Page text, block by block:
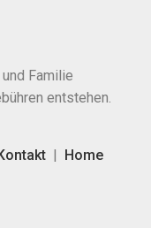
Familie
entstehen.
| Home